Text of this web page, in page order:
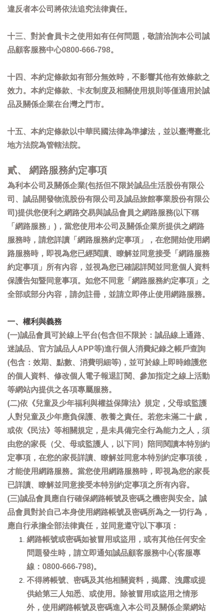
違反者本公司將依法追究法律責任。
十三、對於會員卡之使用如有任何問題，敬請洽詢本公司誠
品顧客服務中心0800-666-798。
十四、本約定條款如有部分無效時，不影響其他有效條款之
效力。本約定條款、卡友制度及相關使用規則等僅適用於誠
品及關係企業在台灣之門市。
十五、本約定條款以中華民國法律為準據法，並以臺灣臺北
地方法院為管轄法院。
貳、 網路服務約定事項
為利本公司及關係企業(包括但不限於誠品生活股份有限公
司、誠品開發物流股份有限公司及誠品旅館事業股份有限公
司)提供您便利之網路交易與誠品會員之網路服務(以下稱
「網路服務」)，當您使用本公司及關係企業所提供之網路
服務時，請您詳讀「網路服務約定事項」，在您開始使用網
路服務時，即視為您已經閱讀、瞭解並同意接受「網路服務
約定事項」所有內容，並視為您已確認詳閱並同意個人資料
保護告知暨同意事項。如您不同意「網路服務約定事項」之
全部或部分內容，請勿註冊，並請立即停止使用網路服務。
一、權利與義務
(一)誠品會員可於線上平台(包含但不限於：誠品線上通路、
迷誠品、官方誠品人APP等)進行個人消費紀錄之帳戶查詢
(包含：效期、點數、消費明細等)，並可於線上即時維護您
的個人資料、修改個人電子報退訂閱、參加指定之線上活動
等網站內提供之各項專屬服務。
(二)依《兒童及少年福利與權益保障法》規定，父母或監護
人對兒童及少年應負保護、教養之責任。若您未滿二十歲，
或依《民法》等相關規定，是未具備完全行為能力之人，須
由您的家長（父、母或監護人，以下同）陪同閱讀本特別約
定事項，在您的家長詳讀、瞭解並同意本特別約定事項後，
才能使用網路服務。當您使用網路服務時，即視為您的家長
已詳讀、瞭解並同意接受本特別約定事項之所有內容。
(三)誠品會員應自行確保網路帳號及密碼之機密與安全。誠
品會員對於自己本身使用網路帳號及密碼所為之一切行為，
應自行承擔全部法律責任，並同意遵守以下事項：
網路帳號或密碼如被冒用或盜用，或有其他任何安全
問題發生時，請立即通知誠品顧客服務中心(客服專
線：0800-666-798)。
不得將帳號、密碼及其他相關資料，揭露、洩露或提
供給第三人知悉、或使用。除被冒用或盜用之情形
外，使用網路帳號及密碼進入本公司及關係企業網站